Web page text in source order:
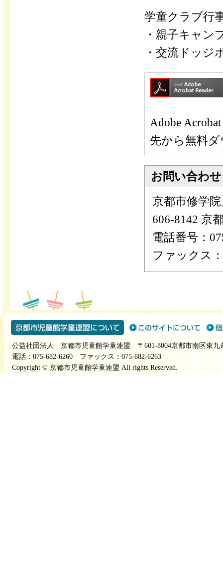
学童クラブ行
・親子キャン
・交流ドッジ
Adobe
先から無料
お問い合わせ
京都市修学
606-8142 京
電話番号：
ファックス
公益社団法人 京都市児童館学童連盟 〒601-8004京都市南区東九
電話：075-682-6260 ファックス：075-682-6263
Copyright © 京都市児童館学童連盟 All rights Reserved.